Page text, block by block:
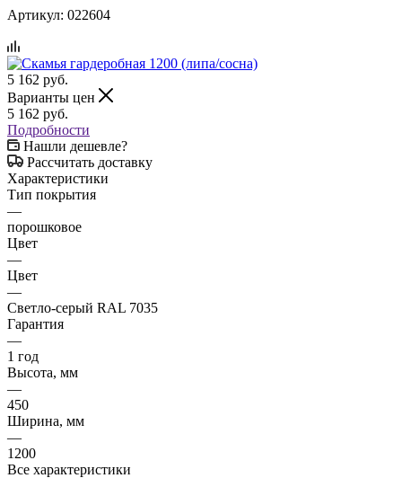
Артикул: 022604
5 162 руб.
Варианты цен
5 162 руб.
Подробности
Нашли дешевле?
Рассчитать доставку
Характеристики
Тип покрытия
—
порошковое
Цвет
—
Цвет
—
Светло-серый RAL 7035
Гарантия
—
1 год
Высота, мм
—
450
Ширина, мм
—
1200
Все характеристики